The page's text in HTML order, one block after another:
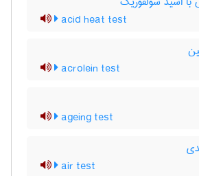
acid heat test
acrolein test
ageing test
air test